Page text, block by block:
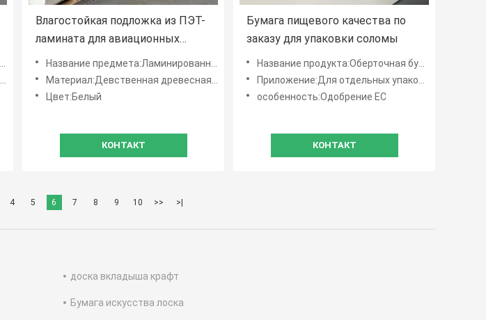
Влагостойкая подложка из ПЭТ-
ламината для авиационных
ресторанов
Название предмета:Ламинированная влагостойкая бумага для лотков из ПЭТ
Материал:Девственная древесная целлюлоза
Цвет:Белый
КОНТАКТ
Бумага пищевого качества по
заказу для упаковки соломы
Название продукта:Оберточная бумага для соломы 24 г, 25 г/м²
Приложение:Для отдельных упаковок соломы
особенность:Одобрение ЕС
КОНТАКТ
4 5 6 7 8 9 10 >> >|
доска вкладыша крафт
Бумага искусства лоска